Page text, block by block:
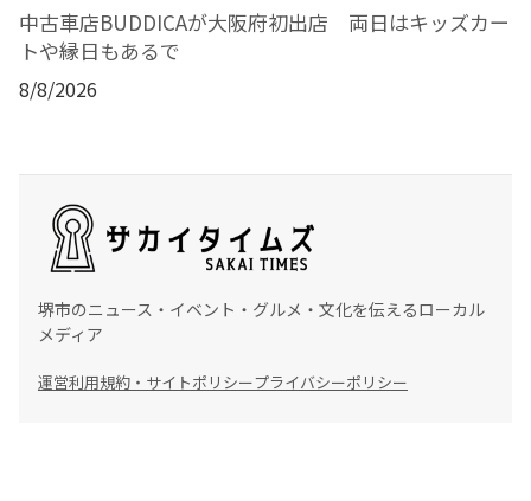
中古車店BUDDICAが大阪府初出店 両日はキッズカー
トや縁日もあるで
8/8/2026
堺市のニュース・イベント・グルメ・文化を伝えるローカル
メディア
運営利用規約・サイトポリシープライバシーポリシー